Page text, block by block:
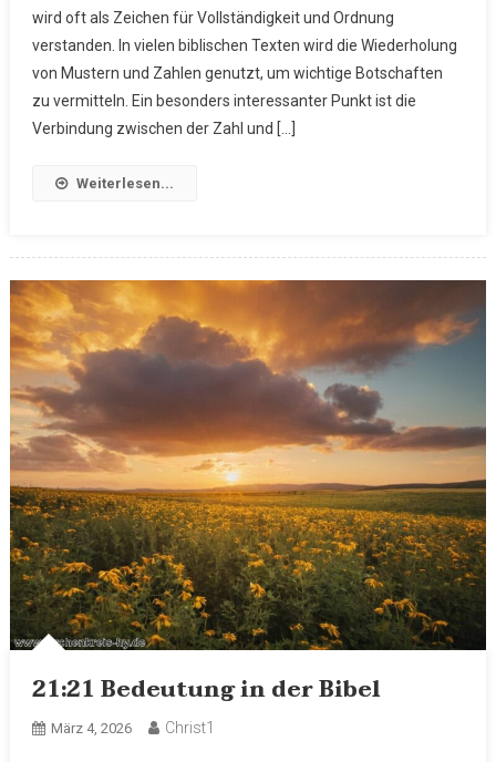
wird oft als Zeichen für Vollständigkeit und Ordnung
verstanden. In vielen biblischen Texten wird die Wiederholung
von Mustern und Zahlen genutzt, um wichtige Botschaften
zu vermitteln. Ein besonders interessanter Punkt ist die
Verbindung zwischen der Zahl und […]
Weiterlesen...
21:21 Bedeutung in der Bibel
März 4, 2026 Christ1